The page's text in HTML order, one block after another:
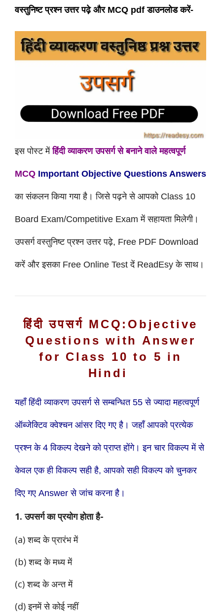
वस्तुनिष्ट प्रश्न उत्तर पढ़े औरMCQ pdfडाउनलोड करें-
इस पोस्ट मेंहिंदी व्याकरण उपसर्ग से बनाने वाले महत्वपूर्ण
MCQ Important Objective Questions Answers
का संकलन किया गया है। जिसे पढ़ने से आपको Class 10
Board Exam/Competitive Exam मेंसहायता मिलेगी।
उपसर्ग वस्तुनिष्ट प्रश्न उत्तर पढ़े, Free PDF Download
करें और इसका Free Online Test दें ReadEsy के साथ।
हिंदी उपसर्ग MCQ:Objective
Questions with Answer
for Class 10 to 5 in
Hindi
यहाँ हिंदी व्याकरण उपसर्ग से सम्बन्धित 55 से ज्यादा महत्वपूर्ण
ऑब्जेक्टिव क्वेश्चन आंसर दिए गए है। जहाँ आपको प्रत्येक
प्रश्न के 4 विकल्प देखने को प्राप्त होंगे। इन चार विकल्प में से
केवल एक ही विकल्प सही है, आपको सही विकल्प को चुनकर
दिए गए Answer से जांच करना है।
1. उपसर्ग का प्रयोग होता है-
(a) शब्द के प्रारंभ में
(b) शब्द के मध्य में
(c) शब्द के अन्त में
(d) इनमें से कोई नहीं